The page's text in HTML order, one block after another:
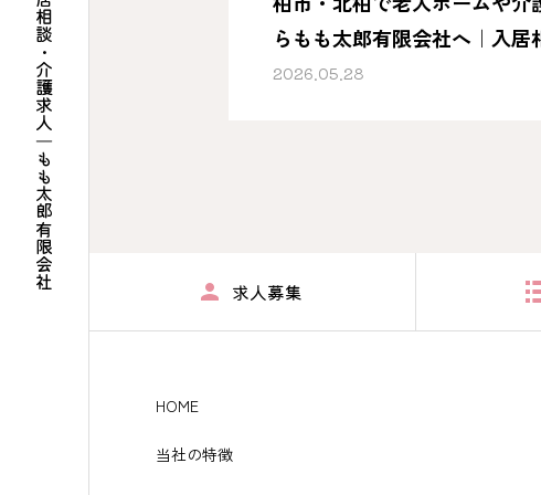
らもも太郎有限会社へ｜入居
介護求人にも対応
2026.05.28
求人募集
HOME
当社の特徴